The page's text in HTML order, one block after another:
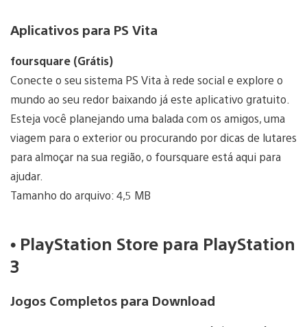
Aplicativos para PS Vita
foursquare (Grátis)
Conecte o seu sistema PS Vita à rede social e explore o
mundo ao seu redor baixando já este aplicativo gratuito.
Esteja você planejando uma balada com os amigos, uma
viagem para o exterior ou procurando por dicas de lutares
para almoçar na sua região, o foursquare está aqui para
ajudar.
Tamanho do arquivo: 4,5 MB
• PlayStation Store para PlayStation
3
Jogos Completos para Download